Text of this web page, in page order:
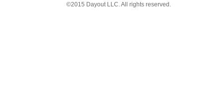
©2015 Dayout LLC. All rights reserved.